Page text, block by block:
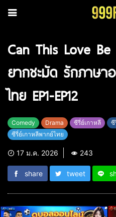
Can This Love
ยากชะมัด รักภาษา
ไทย EP1-EP12
Comedy Drama ซีรี่ย์เกาหลี
ซี
ซีรี่ย์เกาหลีพากย์ไทย
17 ม.ค. 2026 243
share tweet